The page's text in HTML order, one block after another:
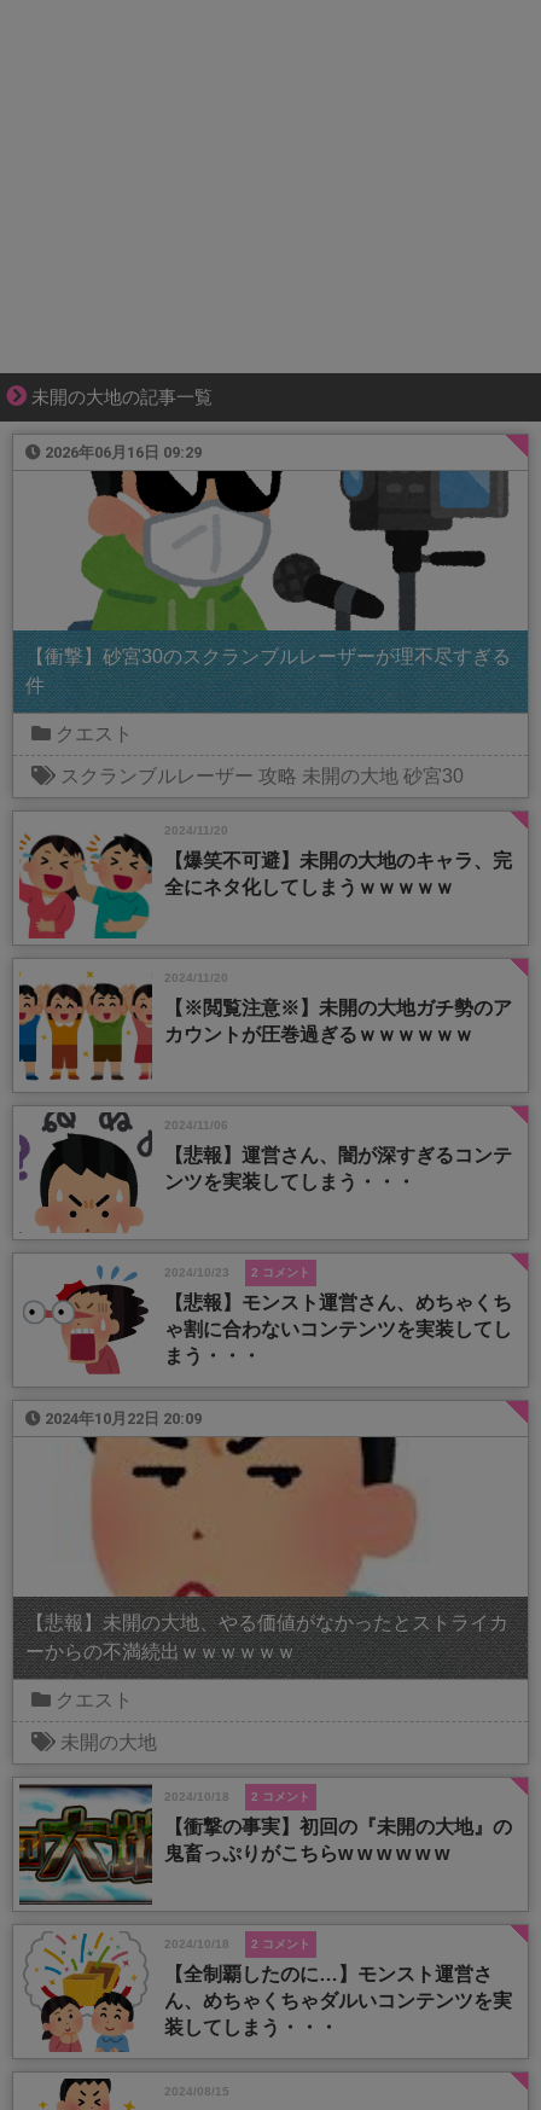
未開の大地の記事一覧
2026年06月16日 09:29
【衝撃】砂宮30のスクランブルレーザーが理不尽すぎる
件
クエスト
スクランブルレーザー 攻略 未開の大地 砂宮30
2024/11/20
【爆笑不可避】未開の大地のキャラ、完
全にネタ化してしまうｗｗｗｗｗ
2024/11/20
【※閲覧注意※】未開の大地ガチ勢のア
カウントが圧巻過ぎるｗｗｗｗｗｗ
2024/11/06
【悲報】運営さん、闇が深すぎるコンテ
ンツを実装してしまう・・・
2024/10/23 2 コメント
【悲報】モンスト運営さん、めちゃくち
ゃ割に合わないコンテンツを実装してし
まう・・・
2024年10月22日 20:09
【悲報】未開の大地、やる価値がなかったとストライカ
ーからの不満続出ｗｗｗｗｗｗ
クエスト
未開の大地
2024/10/18 2 コメント
【衝撃の事実】初回の『未開の大地』の
鬼畜っぷりがこちらw w w w w w
2024/10/18 2 コメント
【全制覇したのに…】モンスト運営さ
ん、めちゃくちゃダルいコンテンツを実
装してしまう・・・
2024/08/15